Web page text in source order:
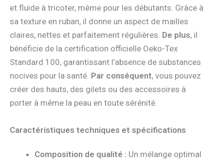
et fluide à tricoter, même pour les débutants. Grâce à
sa texture en ruban, il donne un aspect de mailles
claires, nettes et parfaitement régulières. De plus, il
bénéficie de la certification officielle Oeko-Tex
Standard 100, garantissant l’absence de substances
nocives pour la santé. Par conséquent, vous pouvez
créer des hauts, des gilets ou des accessoires à
porter à même la peau en toute sérénité.
Caractéristiques techniques et spécifications
Composition de qualité : Un mélange optimal